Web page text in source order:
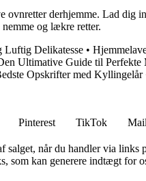
derhjemme. Lad
og lækre retter.
Luftig Delikatesse •
Ultimative Guide til Perfekte
Opskrifter med Kyllingelår
Pinterest TikTok
når du handler via links
kan generere indtægt for